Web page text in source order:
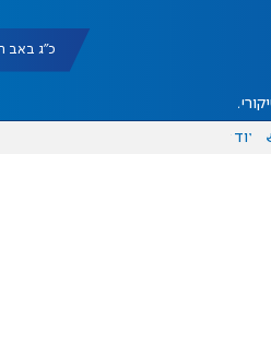
כ"ג באב תשפ"ו
עוד